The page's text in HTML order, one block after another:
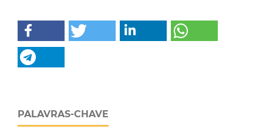
PALAVRAS-CHAVE